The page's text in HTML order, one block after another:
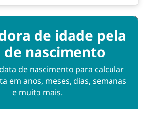
de idade pela
de nascimento
de nascimento para calcular
em anos, meses, dias, semanas
e muito mais.